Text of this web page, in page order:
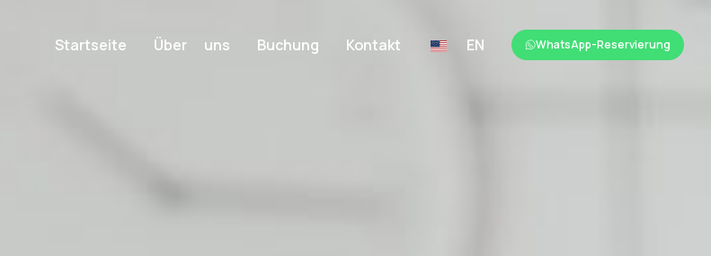
Startseite Über uns Buchung Kontakt EN WhatsApp-Reservierung